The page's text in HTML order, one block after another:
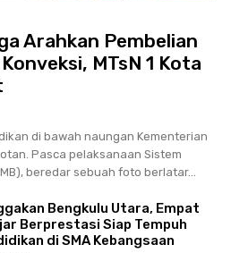
Arahkan Pembelian
MTsN 1 Kota
di bawah naungan Kementerian
Pasca pelaksanaan Sistem
beredar sebuah foto berlatar...
Bengkulu Utara, Empat
Berprestasi Siap Tempuh
di SMA Kebangsaan